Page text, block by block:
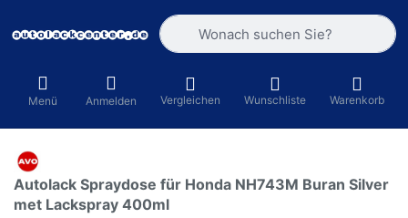
Geben Sie einen Suchbegriff ein.
Menü Anmelden Vergleichen Wunschliste Warenkorb
Autolack Spraydose für Honda NH743M Buran Silver
met Lackspray 400ml